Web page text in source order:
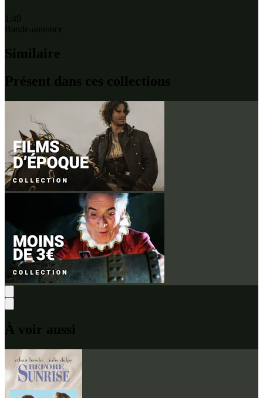
1:49
Bande-annonce
Similaire
Présent dans ces collections
À voir aussi